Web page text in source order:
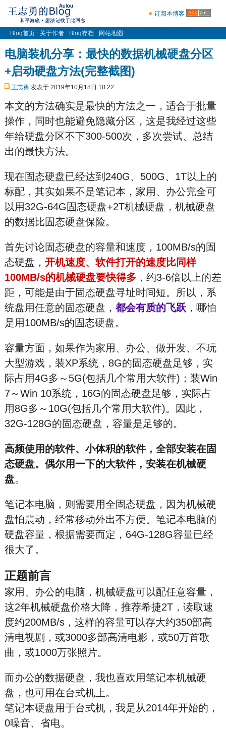
订阅本博客
Blog首页 关于作者 Blog存档 网站地图
电脑装机分享：最快的数据机械硬盘分区
+启动硬盘方法(完整截图)
王志勇 发表于 2019年10月18日 10:22
本文的方法确实是最快的方法之一，适合于批量
操作，同时也能避免隐藏分区，这是我经过这些
年给硬盘分区不下300-500次，多次尝试、总结
出的最快方法。
现在固态硬盘已经达到240G、500G、1T以上的
标配，其实如果不是笔记本，家用、办公完全可
以用32G-64G固态硬盘+2T机械硬盘，机械硬盘
的数据比固态硬盘保险。
首先讨论固态硬盘的容量和速度，100MB/s的固
态硬盘， 开机速度、软件打开的速度比同样
100MB/s的机械硬盘要快得多 ，约3-6倍以上的差
距，可能是由于固态硬盘寻址时间短。所以，系
统盘用任意的固态硬盘， 都会有质的飞跃，哪怕
是用100MB/s的固态硬盘。
容量方面，如果作为家用、办公、做开发、不玩
大型游戏，装XP系统，8G的固态硬盘足够，实
际占用4G多～5G(包括几个常用大软件)；装Win
7～Win 10系统，16G的固态硬盘足够，实际占
用8G多～10G(包括几个常用大软件)。因此，
32G-128G的固态硬盘，容量是足够的。
高频使用的软件、小体积的软件，全部安装在固
态硬盘。偶尔用一下的大软件，安装在机械硬
盘。
笔记本电脑，则需要用全固态硬盘，因为机械硬
盘怕震动，经常移动外出不方便。笔记本电脑的
硬盘容量，根据需要而定，64G-128G容量已经
很大了。
正题前言
家用、办公的电脑，机械硬盘可以配任意容量，
这2年机械硬盘价格大降，推荐希捷2T，读取速
度约200MB/s，这样的容量可以存大约350部高
清电视剧，或3000多部高清电影，或50万首歌
曲，或1000万张照片。
而办公的数据硬盘，我也喜欢用笔记本机械硬
盘，也可用在台式机上。
笔记本硬盘用于台式机，我是从2014年开始的，
0噪音、省电。